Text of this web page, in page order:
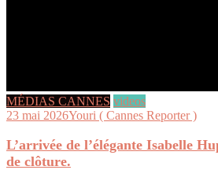
MÉDIAS CANNES videos
23 mai 2026Youri ( Cannes Reporter )
L’arrivée de l’élégante Isabelle
de clôture.